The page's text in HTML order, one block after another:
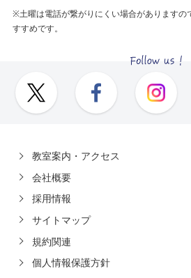
※土曜は電話が繋がりにくい場合がありますの
すすめです。
教室案内・アクセス
会社概要
採用情報
サイトマップ
規約関連
個人情報保護方針